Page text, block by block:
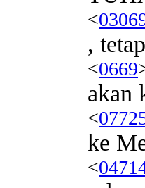
<
,
<0669
akan
<
ke
<